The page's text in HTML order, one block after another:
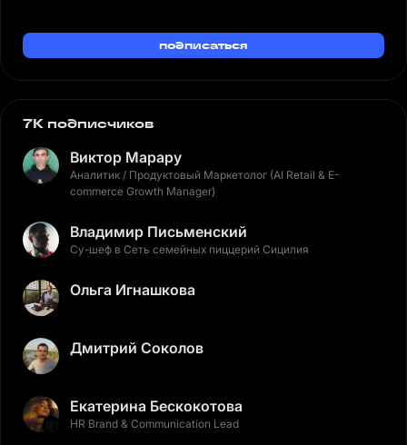
подписаться
7K подписчиков
Виктор Марару
Аналитик / Продуктовый Маркетолог (AI Retail & E-
commerce Growth Manager)
Владимир Письменский
Су-шеф в Сеть семейных пиццерий Сицилия
Ольга Игнашкова
Дмитрий Соколов
Екатерина Бескокотова
HR Brand & Communication Lead